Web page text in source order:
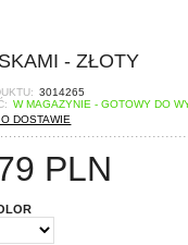
- ZŁOTY
3014265
W MAGAZYNIE - GOTOWY DO
DOSTAWIE
PLN